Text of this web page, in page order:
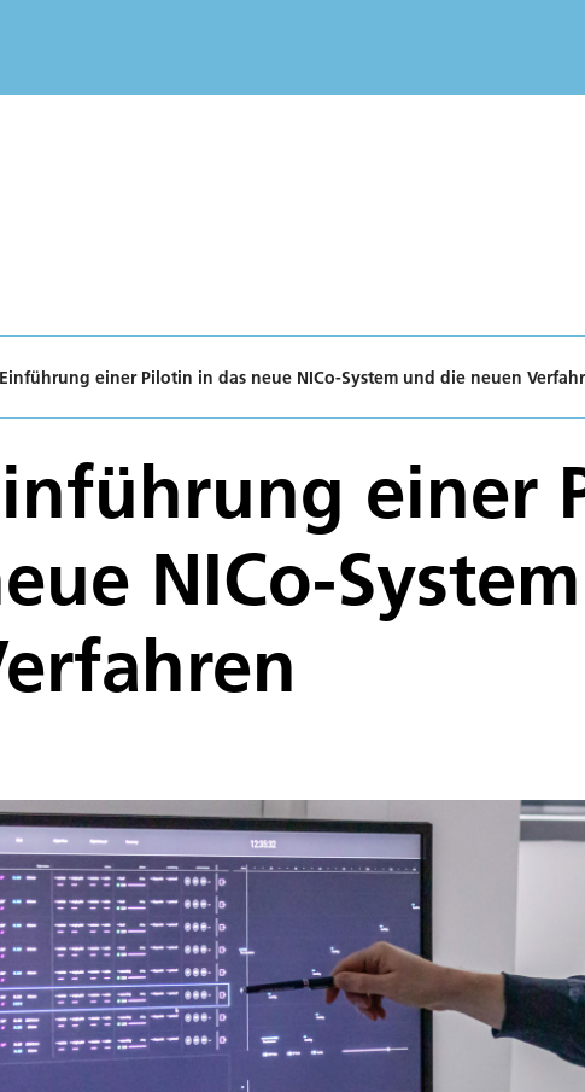
Einführung einer Pilotin in das neue NICo-System und die neuen
einer
NICo-